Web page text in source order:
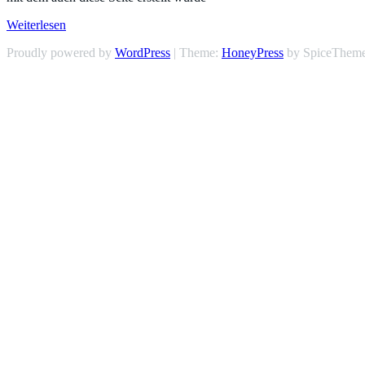
Weiterlesen
Proudly powered by WordPress | Theme: HoneyPress by